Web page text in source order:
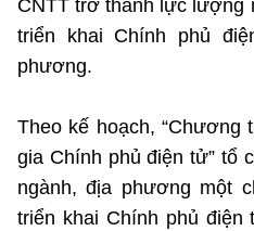
CNTT trở thành lực lượng
triển khai Chính phủ
phương.
Theo kế hoạch, “Chương
gia Chính phủ điện tử” tổ
ngành, địa phương một
triển khai Chính phủ điện